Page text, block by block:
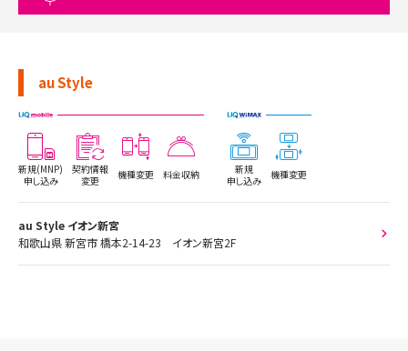
au Style
新規(MNP)
申し込み
契約情報
変更
機種変更 料金収納
新規
申し込み
機種変更
au Style イオン新宮
和歌山県 新宮市 橋本2-14-23 イオン新宮2F